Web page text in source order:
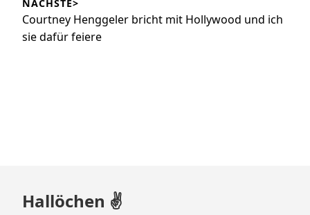
NÄCHSTE>
Nächster
Beitrag:
Courtney Henggeler bricht mit Hollywood und ich
sie dafür feiere
Zum
Hallöchen ✌️